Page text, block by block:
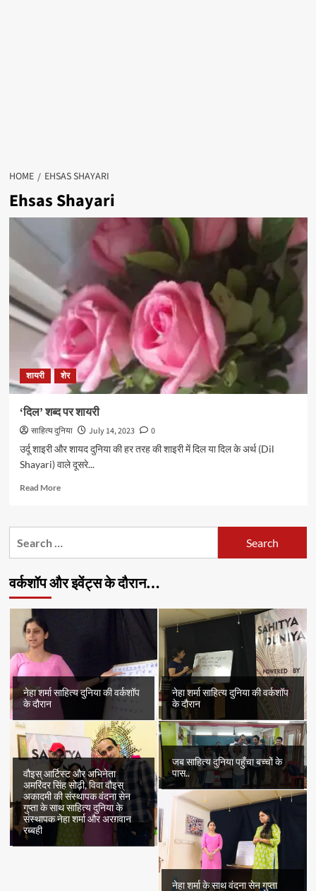
HOME EHSAS SHAYARI
Ehsas Shayari
शायरी शेर
‘दिल’ शब्द पर शायरी
साहित्य दुनिया July 14, 2023
0
उर्दू शाइरी और शायद दुनिया की हर तरह की शाइरी में दिल या दिल के अर्थ (Dil
Shayari) वाले दूसरे...
Read MoreRead
‘दिल’
वर्कशॉप और इवेंट्स के दौरान…
नेहा शर्मा साहित्य दुनिया की वर्कशॉप
के दौरान
नेहा शर्मा साहित्य दुनिया की वर्कशॉप
के दौरान
वौइस् आर्टिस्ट और अभिनेता
अमरिंदर सिंह सोढ़ी, विवा वौइस्
अकादमी की संस्थापक वंदना सेन
गुप्ता के साथ साहित्य दुनिया के
संस्थापक नेहा शर्मा और अरग़वान
रब्बही
जब साहित्य दुनिया पहुँचा बच्चों के
पास..
नेहा शर्मा के साथ वंदना सेन गुप्ता